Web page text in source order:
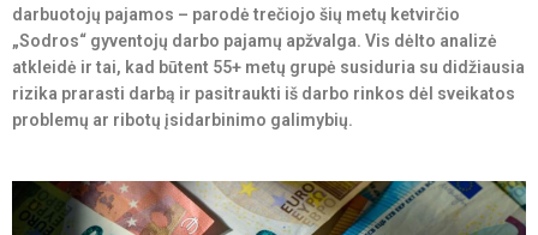
darbuotojų pajamos – parodė trečiojo šių metų ketvirčio
„Sodros“ gyventojų darbo pajamų apžvalga. Vis dėlto analizė
atkleidė ir tai, kad būtent 55+ metų grupė susiduria su didžiausia
rizika prarasti darbą ir pasitraukti iš darbo rinkos dėl sveikatos
problemų ar ribotų įsidarbinimo galimybių.